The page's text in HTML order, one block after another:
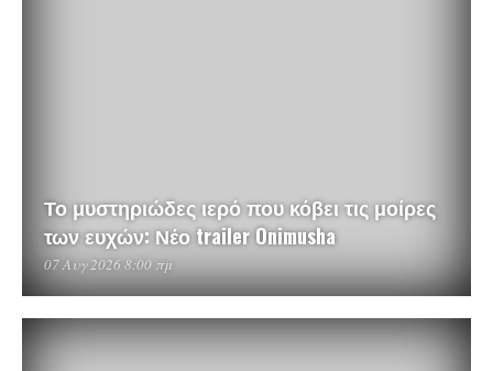
Το μυστηριώδες ιερό που κόβει τις μοίρες
των ευχών: Νέο trailer Onimusha
07 Αυγ 2026 8:00 πμ